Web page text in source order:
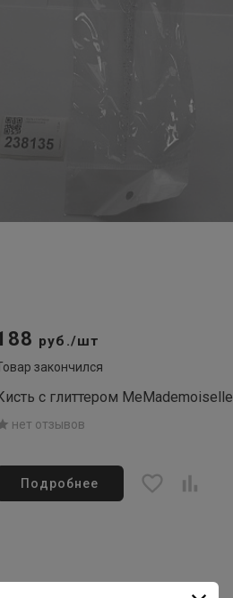
руб./шт
закончился
с глиттером MeMademoiselle
нет отзывов
Подробнее